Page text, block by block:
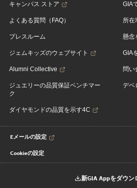
キャンパス ストア
よくある質問（FAQ）
プレスルーム
ジェムキッズのウェブサイト
Alumni Collective
ジュエリーの品質保証ベンチマー
ク
ダイヤモンドの品質を示す4C
GIA
所在
懸念
GIA
問い
デベ
Eメールの設定
Cookieの設定
新GIA Appをダウン